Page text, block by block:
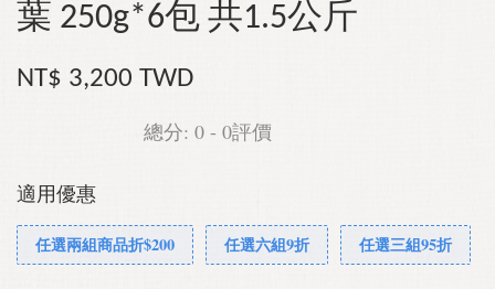
葉 250g*6包 共1.5公斤
NT$ 3,200 TWD
總分: 0 - 0評價
適用優惠
任選兩組商品折$200 任選六組9折 任選三組95折